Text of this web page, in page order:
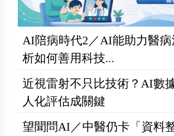
AI陪病時代2／AI能助力醫
析如何善用科技...
近視雷射不只比技術？AI數
人化評估成關鍵
望聞問AI／中醫仍卡「資料